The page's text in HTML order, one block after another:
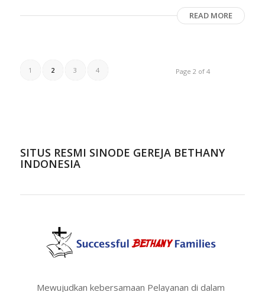
READ MORE
Page 2 of 4
1 2 3 4
SITUS RESMI SINODE GEREJA BETHANY
INDONESIA
Mewujudkan kebersamaan Pelayanan di dalam